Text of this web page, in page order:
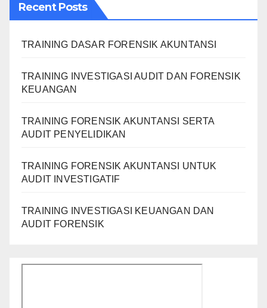
Recent Posts
TRAINING DASAR FORENSIK AKUNTANSI
TRAINING INVESTIGASI AUDIT DAN FORENSIK
KEUANGAN
TRAINING FORENSIK AKUNTANSI SERTA
AUDIT PENYELIDIKAN
TRAINING FORENSIK AKUNTANSI UNTUK
AUDIT INVESTIGATIF
TRAINING INVESTIGASI KEUANGAN DAN
AUDIT FORENSIK